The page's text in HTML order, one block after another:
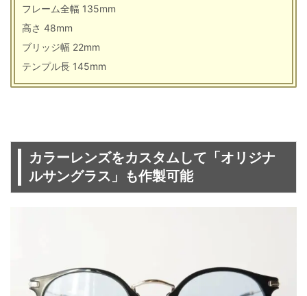
フレーム全幅 135mm
高さ 48mm
ブリッジ幅 22mm
テンプル長 145mm
カラーレンズをカスタムして「オリジナ
ルサングラス」も作製可能